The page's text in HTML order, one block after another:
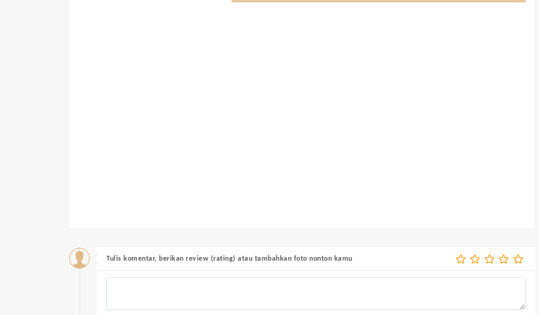
Tulis komentar, berikan review (rating) atau tambahkan foto nonton kamu